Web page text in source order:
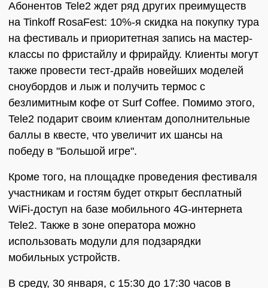
Абонентов Tele2 ждет ряд других преимуществ
на Tinkoff RosaFest: 10%-я скидка на покупку тура
на фестиваль и приоритетная запись на мастер-
классы по фристайлу и фрирайду. Клиенты могут
также провести тест-драйв новейших моделей
сноубордов и лыж и получить термос с
безлимитным кофе от Surf Coffee. Помимо этого,
Tele2 подарит своим клиентам дополнительные
баллы в квесте, что увеличит их шансы на
победу в "Большой игре".
Кроме того, на площадке проведения фестиваля
участникам и гостям будет открыт бесплатный
WiFi-доступ на базе мобильного 4G-интернета
Tele2. Также в зоне оператора можно
использовать модули для подзарядки
мобильных устройств.
В среду, 30 января, с 15:30 до 17:30 часов в